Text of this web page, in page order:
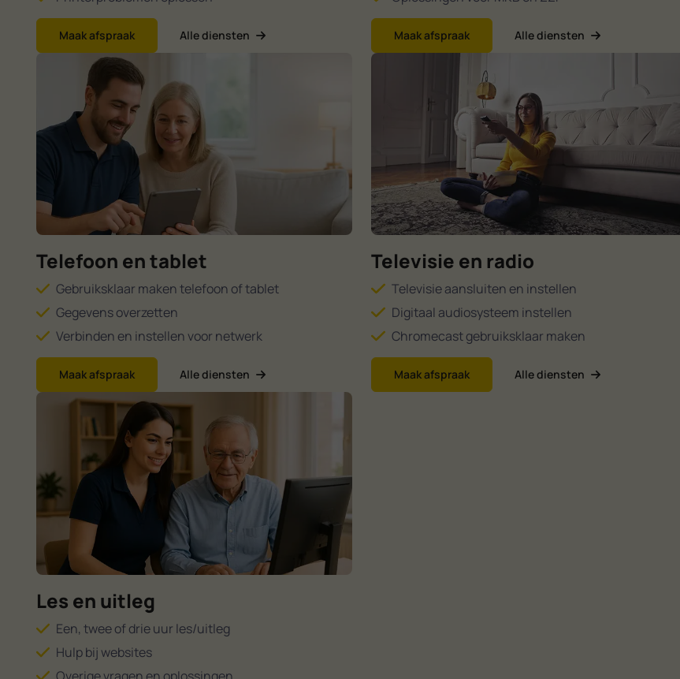
Maak afspraak Alle diensten Maak afspraak Alle diensten
Telefoon en tablet
Gebruiksklaar maken telefoon of tablet
Gegevens overzetten
Verbinden en instellen voor netwerk
Maak afspraak Alle diensten
Televisie en radio
Televisie aansluiten en instellen
Digitaal audiosysteem instellen
Chromecast gebruiksklaar maken
Maak afspraak Alle diensten
Les en uitleg
Een, twee of drie uur les/uitleg
Hulp bij websites